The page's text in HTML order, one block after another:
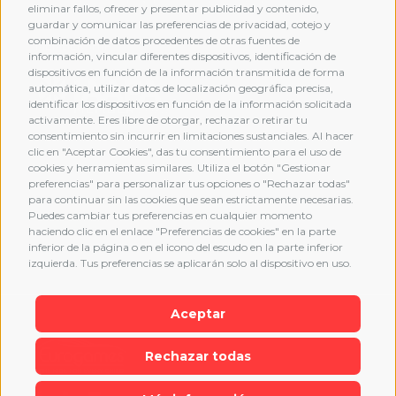
eliminar fallos, ofrecer y presentar publicidad y contenido,
guardar y comunicar las preferencias de privacidad, cotejo y
combinación de datos procedentes de otras fuentes de
información, vincular diferentes dispositivos, identificación de
dispositivos en función de la información transmitida de forma
automática, utilizar datos de localización geográfica precisa,
identificar los dispositivos en función de la información solicitada
activamente. Eres libre de otorgar, rechazar o retirar tu
consentimiento sin incurrir en limitaciones sustanciales. Al hacer
clic en "Aceptar Cookies", das tu consentimiento para el uso de
cookies y herramientas similares. Utiliza el botón "Gestionar
preferencias" para personalizar tus opciones o "Rechazar todas"
para continuar sin las cookies que sean estrictamente necesarias.
Puedes cambiar tus preferencias en cualquier momento
haciendo clic en el enlace "Preferencias de cookies" en la parte
inferior de la página o en el icono del escudo en la parte inferior
izquierda. Tus preferencias se aplicarán solo al dispositivo en uso.
Aceptar
Rechazar todas
MEMBERSHIP